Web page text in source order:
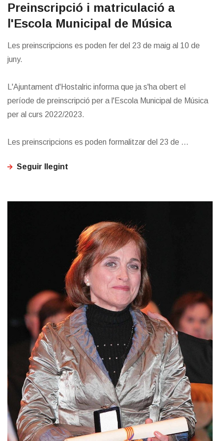
Preinscripció i matriculació a
l'Escola Municipal de Música
Les preinscripcions es poden fer del 23 de maig al 10 de
juny.
L'Ajuntament d'Hostalric informa que ja s'ha obert el
període de preinscripció per a l'Escola Municipal de Música
per al curs 2022/2023.
Les preinscripcions es poden formalitzar del 23 de ...
Seguir llegint